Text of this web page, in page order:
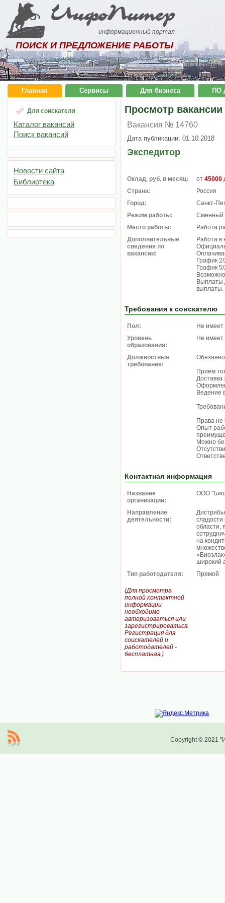
ИнфоПитер
информационный портал
ПОИСК И ПРЕДЛОЖЕНИЕ РАБОТЫ
Главная Сервисы Для бизнеса ПО
Для соискателя
Каталог вакансий
Поиск вакансий
Новости сайта
Библиотека
Просмотр вакансии
Вакансия № 14760
Дата публикации: 01.10.2018
Экспедитор
Оклад, руб. в месяц: от 45000
Страна:
Россия
Город:
Санкт-
Режим работы:
Сменный
Место работы:
Работа
Дополнительные
сведения по
вакансии:
Работа в
График
График
Выплаты
выплаты.
Требования к соискателю
Пол:
Не имеет
Уровень
образования:
Не имеет
Должностные
требования:
Прием
Доставка
Ведение
Права не
Опыт
Можно
Контактная информация
Название
организации:
ООО
Направление
деятельности:
сладости
области,
на
широкий
Тип работодателя:
Прямой
(Для просмотра
полной контактной
информации
необходимо
авторизоваться или
зарегистрироваться.
Регистрация для
соискателей и
работодателей -
бесплатная.)
Copyright © 2021